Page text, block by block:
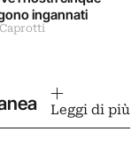
ingannati
Leggi di più